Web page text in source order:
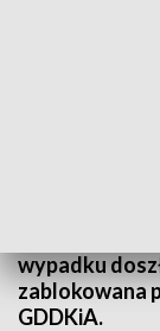
wypadku
zablokowana
GDDKiA.